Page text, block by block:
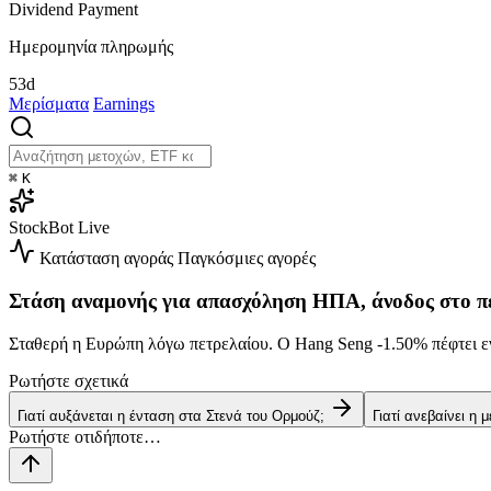
Dividend Payment
Ημερομηνία πληρωμής
53d
Μερίσματα Earnings
⌘ K
StockBot Live
Κατάσταση αγοράς Παγκόσμιες αγορές
Στάση αναμονής για απασχόληση ΗΠΑ, άνοδος στο
Σταθερή η Ευρώπη λόγω πετρελαίου. Ο Hang Seng -1.50% πέφτει
Ρωτήστε σχετικά
Γιατί αυξάνεται η ένταση στα Στενά του Ορμούζ; Γιατί ανεβαίνει